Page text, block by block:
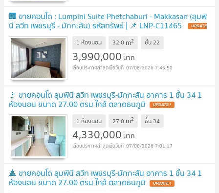
🏢 ขายคอนโด : Lumpini Suite Phetchaburi - Makkasan (ลุมพิ
นี สวีท เพชรบุรี - มักกะสัน) รหัสทรัพย์ | 📌 LNP-C11465
1 ห้องนอน 32.0 m2 ชั้น22
3,990,000 บาท
07/08/2026 7:45:50
🚩 ขายคอนโด ลุมพินี สวีท เพชรบุรี-มักกะสัน อาคาร 1 ชั้น 34 1
ห้องนอน ขนาด 27.00 ตรม ใกล้ ตลาดธนภูมิ
1 ห้องนอน 27.0 m2 ชั้น 34
4,330,000 บาท
07/08/2026 7:01:17
🔺 ขายคอนโด ลุมพินี สวีท เพชรบุรี-มักกะสัน อาคาร 1 ชั้น 34 1
ห้องนอน ขนาด 27.00 ตรม ใกล้ ตลาดธนภูมิ